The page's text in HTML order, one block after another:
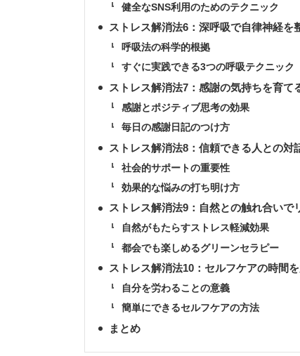
健全なSNS利用のためのテクニック
ストレス解消法6：深呼吸で自律神経を
呼吸法の科学的根拠
すぐに実践できる3つの呼吸テクニック
ストレス解消法7：感謝の気持ちを育て
感謝とポジティブ思考の効果
毎日の感謝日記のつけ方
ストレス解消法8：信頼できる人との対
社会的サポートの重要性
効果的な悩みの打ち明け方
ストレス解消法9：自然との触れ合いで
自然がもたらすストレス軽減効果
都会でも楽しめるグリーンセラピー
ストレス解消法10：セルフケアの時間
自分を労わることの意義
簡単にできるセルフケアの方法
まとめ